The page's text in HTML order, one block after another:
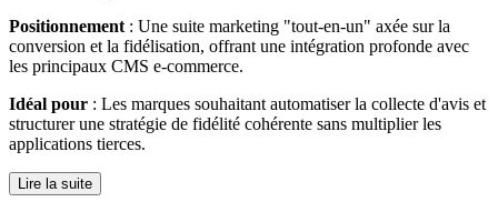
Positionnement : Une suite marketing "tout-en-un" axée sur la
conversion et la fidélisation, offrant une intégration profonde avec
les principaux CMS e-commerce.
Idéal pour : Les marques souhaitant automatiser la collecte d'avis et
structurer une stratégie de fidélité cohérente sans multiplier les
applications tierces.
Lire la suite